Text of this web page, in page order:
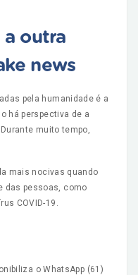
a outra
news
pela humanidade é a
há perspectiva de a
muito tempo,
mais nocivas quando
das pessoas, como
COVID-19.
o WhatsApp (61)